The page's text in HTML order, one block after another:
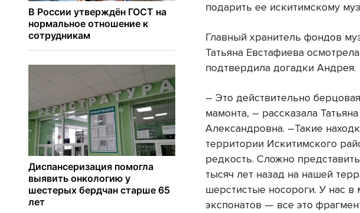
подарить ее искитимскому
Главный хранитель фондов
Татьяна Евстафиева
подтвердила догадки Андрея.
– Это действительно
мамонта, – рассказала Татьяна
Александровна. –Такие
территории Искитимского
редкость. Сложно
тысяч лет назад на нашей
шерстистые носороги. У нас в
экспонатов — все это